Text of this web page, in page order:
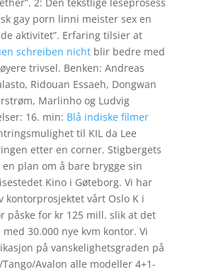
gay porn linni meister sex en
aktivitet”. Erfaring tilsier at
schreiben nichtblir bedre med
trivsel. Benken: Andreas
Ridouan Essaeh, Dongwan
Marlinho og Ludvig
16. min: Blå indiske filmer
til KIL da Lee
etter en corner. Stigbergets
plan om å bare brygge sin
Kino i Gøteborg. Vi har
kontorprosjektet vårt Oslo K i
påske for kr 125 mill. slik at det
30.000 nye kvm kontor. Vi
på vanskelighetsgraden på
Avalon alle modeller 4+1-